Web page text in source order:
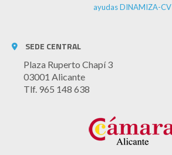
ayudas DINAMIZA-CV
SEDE CENTRAL
Plaza Ruperto Chapí 3
03001 Alicante
Tlf. 965 148 638